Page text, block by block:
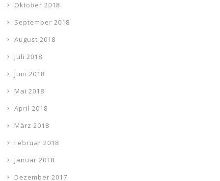
Oktober 2018
September 2018
August 2018
Juli 2018
Juni 2018
Mai 2018
April 2018
März 2018
Februar 2018
Januar 2018
Dezember 2017